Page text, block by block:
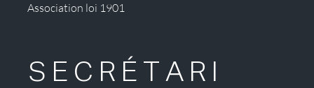
Association loi 1901
SECRÉTARI